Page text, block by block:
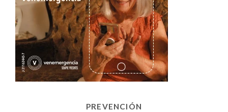
PREVENCIÓN